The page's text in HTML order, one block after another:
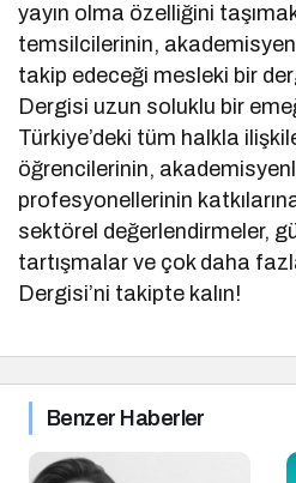
yayın olma özelliğini
temsilcilerinin,
takip edeceği mesleki bir
Dergisi uzun soluklu bir
Türkiye’deki tüm halkla
öğrencilerinin,
profesyonellerinin
sektörel değerlendirmeler,
tartışmalar ve çok daha
Dergisi’ni takipte kalın!
Benzer Haberler